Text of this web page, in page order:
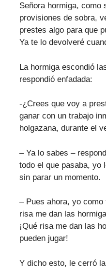
Señora hormiga, como
provisiones de sobra,
prestes algo para que
Ya te lo devolveré
La hormiga escondió
respondió enfadada:
-¿Crees que voy a
ganar con un trabajo
holgazana, durante el
– Ya lo sabes –
todo el que pasaba, yo
sin parar un momento.
– Pues ahora, yo como
risa me dan las
¡Qué risa me dan las
pueden jugar!
Y dicho esto, le cerró